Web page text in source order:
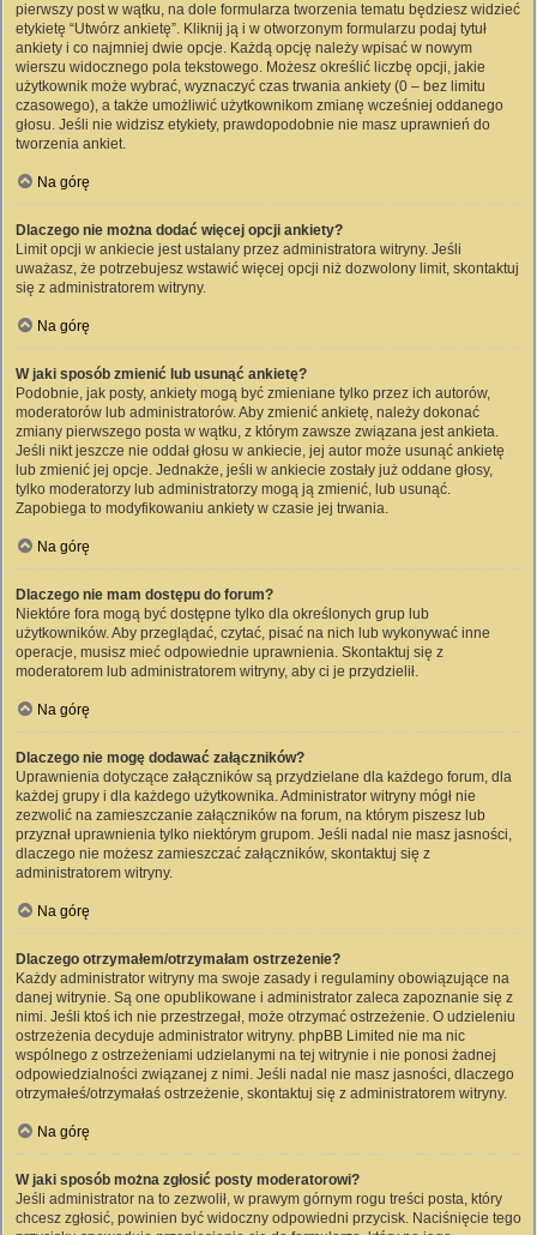
pierwszy post w wątku, na dole formularza tworzenia tematu będziesz widzieć
etykietę “Utwórz ankietę”. Kliknij ją i w otworzonym formularzu podaj tytuł
ankiety i co najmniej dwie opcje. Każdą opcję należy wpisać w nowym
wierszu widocznego pola tekstowego. Możesz określić liczbę opcji, jakie
użytkownik może wybrać, wyznaczyć czas trwania ankiety (0 – bez limitu
czasowego), a także umożliwić użytkownikom zmianę wcześniej oddanego
głosu. Jeśli nie widzisz etykiety, prawdopodobnie nie masz uprawnień do
tworzenia ankiet.
Na górę
Dlaczego nie można dodać więcej opcji ankiety?
Limit opcji w ankiecie jest ustalany przez administratora witryny. Jeśli
uważasz, że potrzebujesz wstawić więcej opcji niż dozwolony limit, skontaktuj
się z administratorem witryny.
Na górę
W jaki sposób zmienić lub usunąć ankietę?
Podobnie, jak posty, ankiety mogą być zmieniane tylko przez ich autorów,
moderatorów lub administratorów. Aby zmienić ankietę, należy dokonać
zmiany pierwszego posta w wątku, z którym zawsze związana jest ankieta.
Jeśli nikt jeszcze nie oddał głosu w ankiecie, jej autor może usunąć ankietę
lub zmienić jej opcje. Jednakże, jeśli w ankiecie zostały już oddane głosy,
tylko moderatorzy lub administratorzy mogą ją zmienić, lub usunąć.
Zapobiega to modyfikowaniu ankiety w czasie jej trwania.
Na górę
Dlaczego nie mam dostępu do forum?
Niektóre fora mogą być dostępne tylko dla określonych grup lub
użytkowników. Aby przeglądać, czytać, pisać na nich lub wykonywać inne
operacje, musisz mieć odpowiednie uprawnienia. Skontaktuj się z
moderatorem lub administratorem witryny, aby ci je przydzielił.
Na górę
Dlaczego nie mogę dodawać załączników?
Uprawnienia dotyczące załączników są przydzielane dla każdego forum, dla
każdej grupy i dla każdego użytkownika. Administrator witryny mógł nie
zezwolić na zamieszczanie załączników na forum, na którym piszesz lub
przyznał uprawnienia tylko niektórym grupom. Jeśli nadal nie masz jasności,
dlaczego nie możesz zamieszczać załączników, skontaktuj się z
administratorem witryny.
Na górę
Dlaczego otrzymałem/otrzymałam ostrzeżenie?
Każdy administrator witryny ma swoje zasady i regulaminy obowiązujące na
danej witrynie. Są one opublikowane i administrator zaleca zapoznanie się z
nimi. Jeśli ktoś ich nie przestrzegał, może otrzymać ostrzeżenie. O udzieleniu
ostrzeżenia decyduje administrator witryny. phpBB Limited nie ma nic
wspólnego z ostrzeżeniami udzielanymi na tej witrynie i nie ponosi żadnej
odpowiedzialności związanej z nimi. Jeśli nadal nie masz jasności, dlaczego
otrzymałeś/otrzymałaś ostrzeżenie, skontaktuj się z administratorem witryny.
Na górę
W jaki sposób można zgłosić posty moderatorowi?
Jeśli administrator na to zezwolił, w prawym górnym rogu treści posta, który
chcesz zgłosić, powinien być widoczny odpowiedni przycisk. Naciśnięcie tego